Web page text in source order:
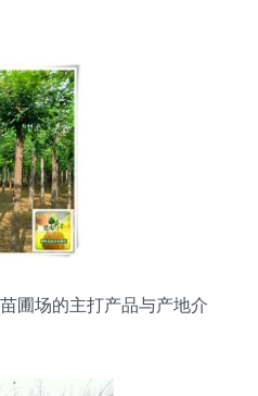
圃场的主打产品与产地介